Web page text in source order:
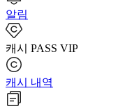
알림
캐시 PASS VIP
캐시 내역